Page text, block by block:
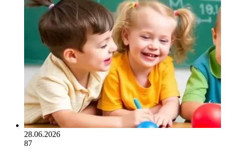
28.06.2026
87